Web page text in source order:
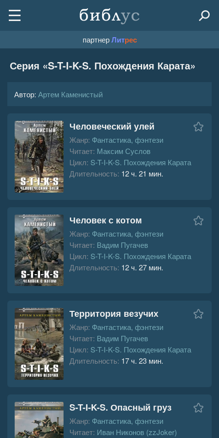
партнерЛитрес
Серия «S-T-I-K-S. Похождения Карата»
Автор: Артем Каменистый
Человеческий улей
Жанр: Фантастика, фэнтези
Читает: Максим Суслов
Цикл: S-T-I-K-S. Похождения Карата
Длительность: 12 ч. 21 мин.
Человек с котом
Жанр: Фантастика, фэнтези
Читает: Вадим Пугачев
Цикл: S-T-I-K-S. Похождения Карата
Длительность: 12 ч. 27 мин.
Территория везучих
Жанр: Фантастика, фэнтези
Читает: Вадим Пугачев
Цикл: S-T-I-K-S. Похождения Карата
Длительность: 17 ч. 23 мин.
S-T-I-K-S. Опасный груз
Жанр: Фантастика, фэнтези
Читает: Иван Никонов (zzJoker)